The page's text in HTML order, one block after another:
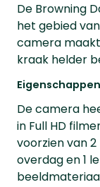
De Browning
het gebied
camera
kraak helder
De camera
in Full HD
voorzien van
overdag en 1